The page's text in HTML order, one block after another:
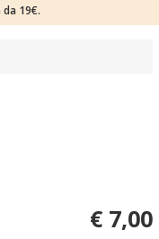
19€.
€ 7,00